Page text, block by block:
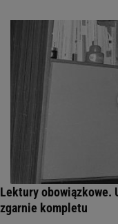
Lektury obowiązkowe.
zgarnie kompletu